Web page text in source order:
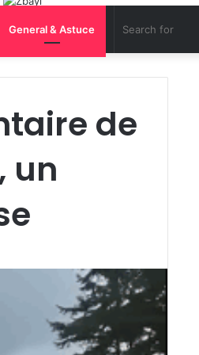
General & Astuce
de
un